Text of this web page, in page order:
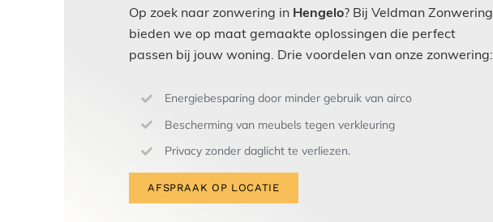
Op zoek naar zonwering in Hengelo? Bij Veldman Zonwering
bieden we op maat gemaakte oplossingen die perfect
passen bij jouw woning. Drie voordelen van onze zonwering:
Energiebesparing door minder gebruik van airco
Bescherming van meubels tegen verkleuring
Privacy zonder daglicht te verliezen.
AFSPRAAK OP LOCATIE